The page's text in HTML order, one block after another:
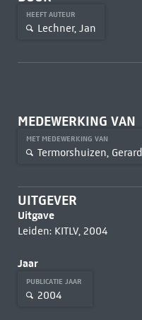
HEEFT AUTEUR
Lechner, Jan
MEDEWERKING VAN
MET MEDEWERKING VAN
Termorshuizen, Gerard
UITGEVER
Uitgave
Leiden: KITLV, 2004
Jaar
PUBLICATIE JAAR
2004